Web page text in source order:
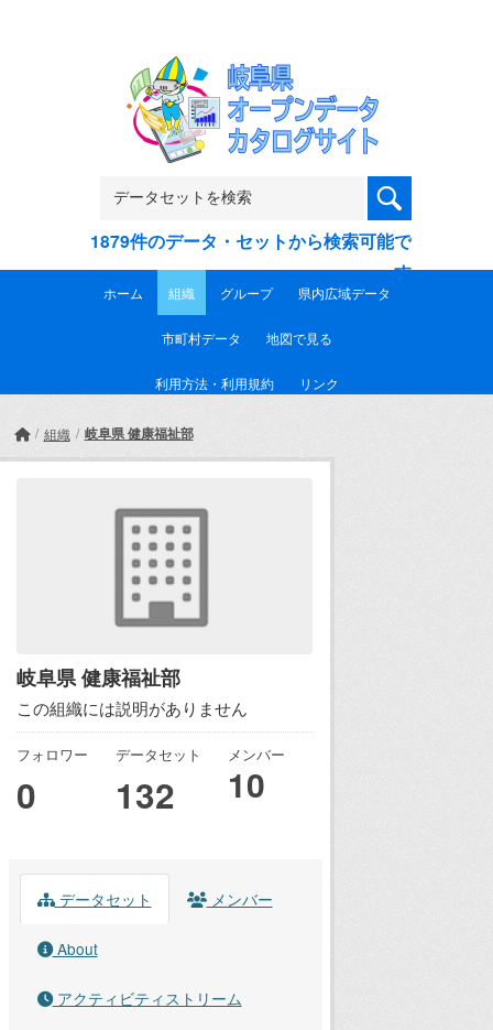
1879件のデータ・セットから検索可能で
す
ホーム 組織 グループ 県内広域データ
市町村データ 地図で見る
利用方法・利用規約 リンク
組織 岐阜県 健康福祉部
岐阜県 健康福祉部
この組織には説明がありません
フォロワー
0
データセット
132
メンバー
10
データセット メンバー
About
アクティビティストリーム